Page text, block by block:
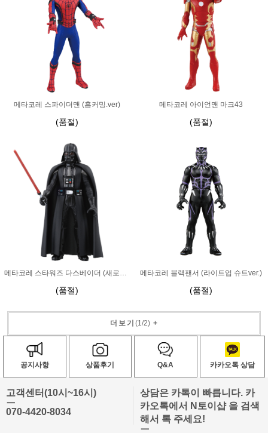
메타코레 스파이더맨 (홈커밍.ver)
(품절)
메타코레 아이언맨 마크43
(품절)
메타코레 스타워즈 다스베이더 (새로운희망 Ver.)
(품절)
메타코레 블랙팬서 (라이트업 슈트ver.)
(품절)
더보기 (1/2)+
공지사항 상품후기 Q&A 카카오톡 상담
고객센터(10시~16시)
ㅡ
070-4420-8034
상담은 카톡이 빠릅니다. 카
카오톡에서 N토이샵 을 검색
해서 톡 주세요!
ㅡ